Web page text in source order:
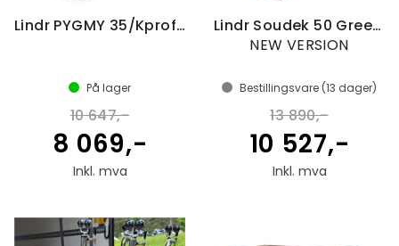
Lindr PYGMY 35/Kprofi Green Line New
På lager
10 647,-
8 069,-
Inkl. mva
Lindr Soudek 50 Green Line
NEW VERSION
Bestillingsvare (13 dager)
13 890,-
10 527,-
Inkl. mva